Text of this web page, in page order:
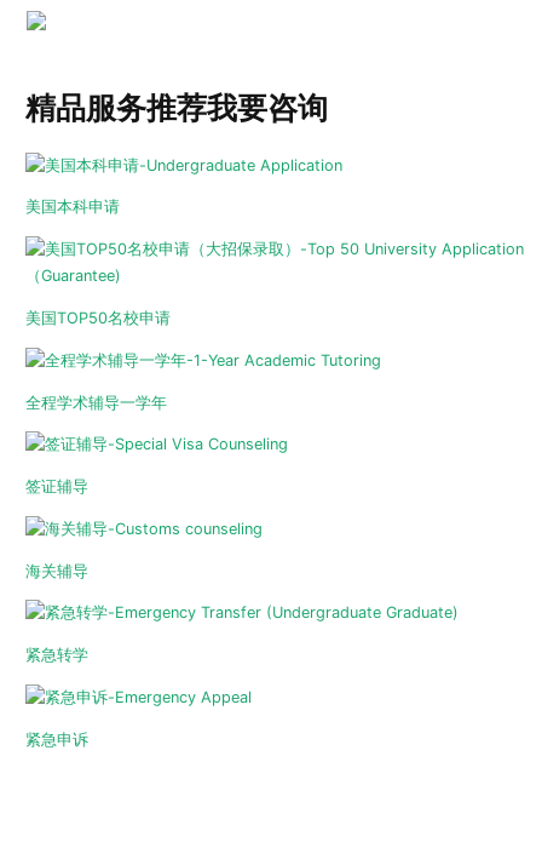
精品服务推荐我要咨询
美国本科申请
美国TOP50名校申请
全程学术辅导一学年
签证辅导
海关辅导
紧急转学
紧急申诉